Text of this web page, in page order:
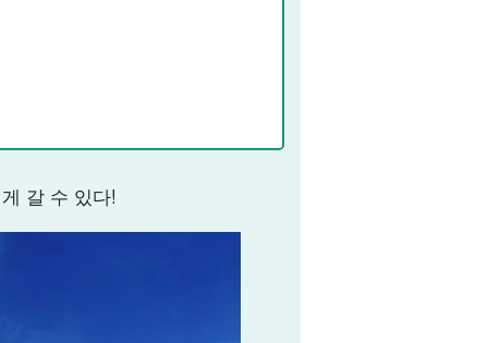
갈 수 있다!